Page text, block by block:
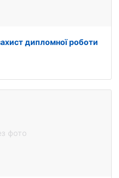
дипломної роботи
фото